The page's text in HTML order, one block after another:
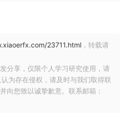
23711.html ，转载请
分享，仅限个人学习研究使用，请
为存在侵权，请及时与我们取得联
向您致以诚挚歉意。联系邮箱：